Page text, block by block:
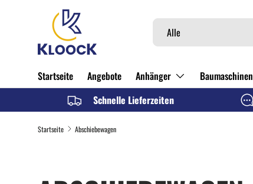
DIREKT ZUM INHALT Suchen
Art
Alle
Startseite Angebote Anhänger Baumaschinen
Schnelle Lieferzeiten
Startseite Abschiebewagen